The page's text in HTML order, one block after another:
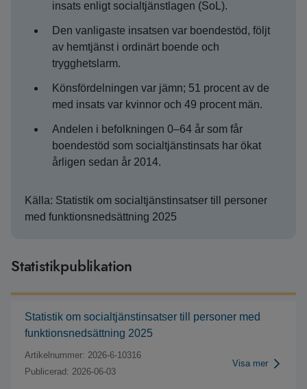
insats enligt socialtjänstlagen (SoL).
Den vanligaste insatsen var boendestöd, följt
av hemtjänst i ordinärt boende och
trygghetslarm.
Könsfördelningen var jämn; 51 procent av de
med insats var kvinnor och 49 procent män.
Andelen i befolkningen 0–64 år som får
boendestöd som socialtjänstinsats har ökat
årligen sedan år 2014.
Källa: Statistik om socialtjänstinsatser till personer
med funktionsnedsättning 2025
Statistikpublikation
Statistik om socialtjänstinsatser till personer med
funktionsnedsättning 2025
Artikelnummer: 2026-6-10316
Publicerad: 2026-06-03
Visa mer